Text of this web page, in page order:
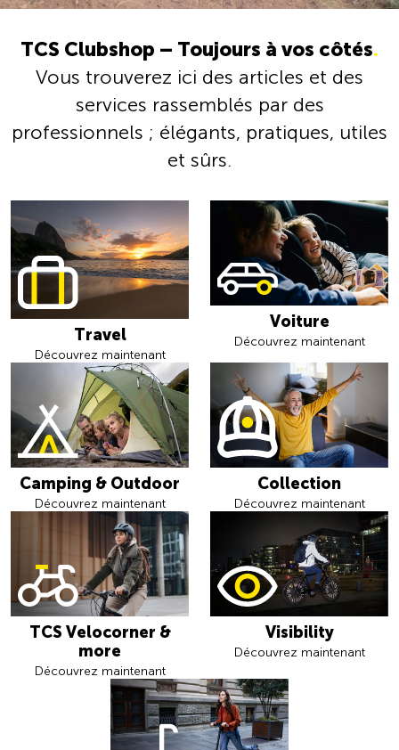
TCS Clubshop – Toujours à vos côtés.
Vous trouverez ici des articles et des
services rassemblés par des
professionnels ; élégants, pratiques, utiles
et sûrs.
Travel
Découvrez maintenant
Voiture
Découvrez maintenant
Camping & Outdoor
Découvrez maintenant
Collection
Découvrez maintenant
TCS Velocorner &
more
Découvrez maintenant
Visibility
Découvrez maintenant